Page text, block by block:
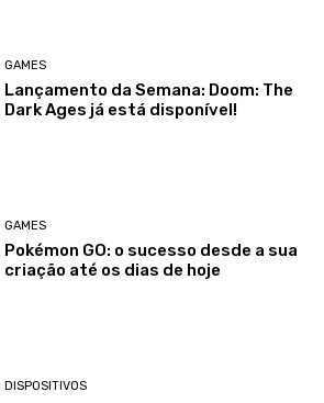
GAMES
Lançamento da Semana: Doom: The
Dark Ages já está disponível!
GAMES
Pokémon GO: o sucesso desde a sua
criação até os dias de hoje
DISPOSITIVOS